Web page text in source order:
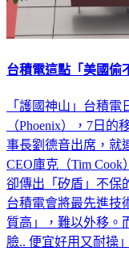
台積電這點「美國偷
「護國神山」台積
（Phoenix），7日
事長劉德音出席，就
CEO庫克（Tim
卻傳出「矽盾」不保
台積電會將最先進技
質高」，難以外移。
臉.. 便宜好用又耐操